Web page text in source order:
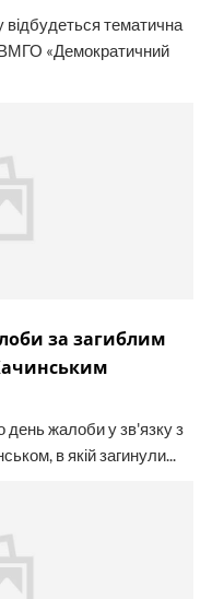
відбудеться тематична
ВМГО «Демократичний
за загиблим
день жалоби у зв'язку з
в якій загинули...